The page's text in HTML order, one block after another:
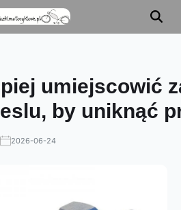
umiejscowić
by uniknąć
2026-06-24